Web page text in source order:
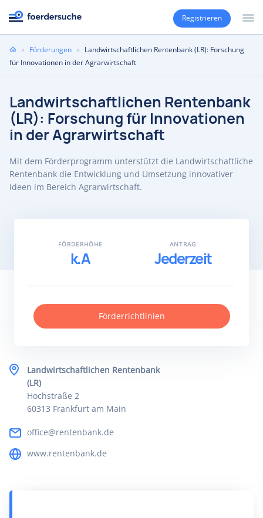
Registrieren
Sie
sind
» Förderungen » Landwirtschaftlichen Rentenbank (LR): Forschung
für Innovationen in der Agrarwirtschaft
Landwirtschaftlichen Rentenbank
(LR): Forschung für Innovationen
in der Agrarwirtschaft
Mit dem Förderprogramm unterstützt die Landwirtschaftliche
Rentenbank die Entwicklung und Umsetzung innovativer
Ideen im Bereich Agrarwirtschaft.
Landwirtschaftlichen Rentenbank
(LR)
Hochstraße 2
60313 Frankfurt am Main
office@rentenbank.de
www.rentenbank.de
FÖRDERHÖHE
k.A
ANTRAG
Jederzeit
Förderrichtlinien